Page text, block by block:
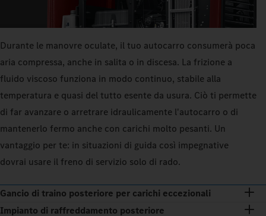
Durante le manovre oculate, il tuo autocarro consumerà poca
aria compressa, anche in salita o in discesa. La frizione a
fluido viscoso funziona in modo continuo, stabile alla
temperatura e quasi del tutto esente da usura. Ciò ti permette
di far avanzare o arretrare idraulicamente l'autocarro o di
mantenerlo fermo anche con carichi molto pesanti. Un
vantaggio per te: in situazioni di guida così impegnative
dovrai usare il freno di servizio solo di rado.
Gancio di traino posteriore per carichi eccezionali
Impianto di raffreddamento posteriore